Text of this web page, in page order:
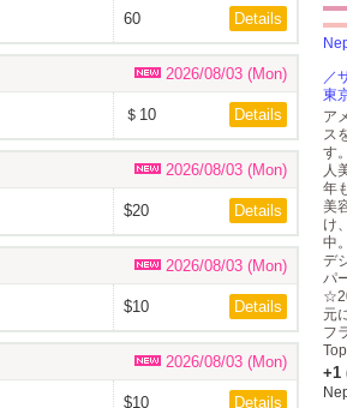
60 Details
2026/08/03 (Mon)
＄10 Details
2026/08/03 (Mon)
$20 Details
2026/08/03 (Mon)
$10 Details
2026/08/03 (Mon)
$10 Details
／
東
ア
ス
す
人
年
美
け
中
デ
パ
元
フ
+1